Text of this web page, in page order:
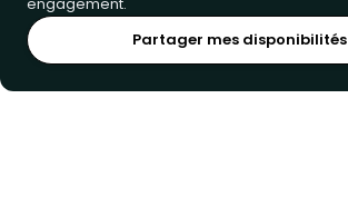
Partager mes disponibilités